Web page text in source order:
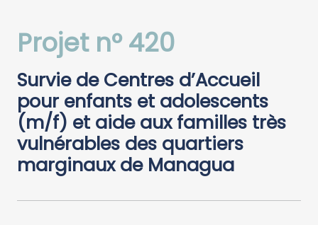
Projet n° 420
Survie de Centres d’Accueil
pour enfants et adolescents
(m/f) et aide aux familles très
vulnérables des quartiers
marginaux de Managua